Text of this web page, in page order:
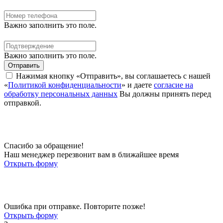
Важно заполнить это поле.
Важно заполнить это поле.
Отправить
Нажимая кнопку «Отправить», вы соглашаетесь с нашей
«Политикой конфиденциальности» и даете согласие на
обработку персональных данных Вы должны принять перед
отправкой.
Спасибо за обращение!
Наш менеджер перезвонит вам в ближайшее время
Открыть форму
Ошибка при отправке. Повторите позже!
Открыть форму